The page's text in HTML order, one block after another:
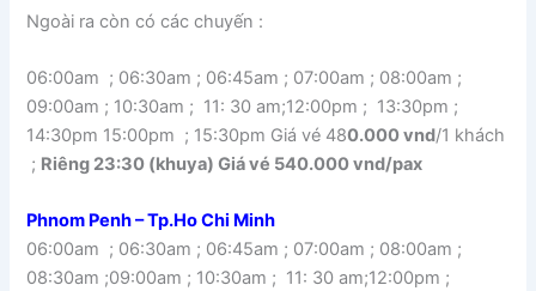
Ngoài ra còn có các chuyến :
06:00am ; 06:30am ; 06:45am ; 07:00am ; 08:00am ;
09:00am ; 10:30am ; 11: 30 am;12:00pm ; 13:30pm ;
14:30pm 15:00pm ; 15:30pm Giá vé 480.000 vnd/1 khách
; Riêng 23:30 (khuya) Giá vé 540.000 vnd/pax
Phnom Penh – Tp.Ho Chi Minh
06:00am ; 06:30am ; 06:45am ; 07:00am ; 08:00am ;
08:30am ;09:00am ; 10:30am ; 11: 30 am;12:00pm ;